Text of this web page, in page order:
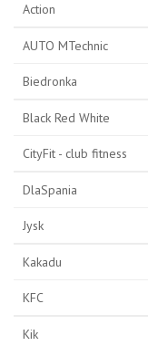
Action
AUTO MTechnic
Biedronka
Black Red White
CityFit - club fitness
DlaSpania
Jysk
Kakadu
KFC
Kik